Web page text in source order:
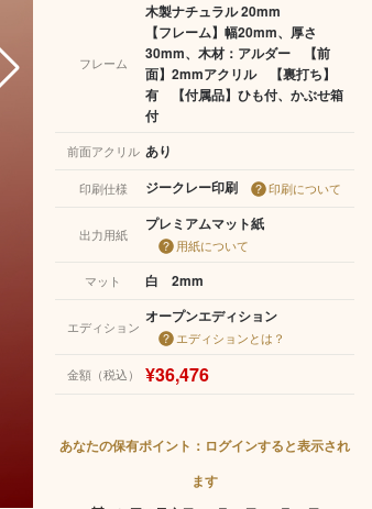
フレーム
木製ナチュラル 20mm
【フレーム】幅20mm、厚さ
30mm、木材：アルダー 【前
面】2mmアクリル 【裏打ち】
有 【付属品】ひも付、かぶせ箱
付
前面アクリル あり
印刷仕様 ジークレー印刷 印刷について
出力用紙
プレミアムマット紙
用紙について
マット
白 2mm
エディション
オープンエディション
エディションとは？
金額（税込） ¥36,476
あなたの保有ポイント：ログインすると表示され
ます